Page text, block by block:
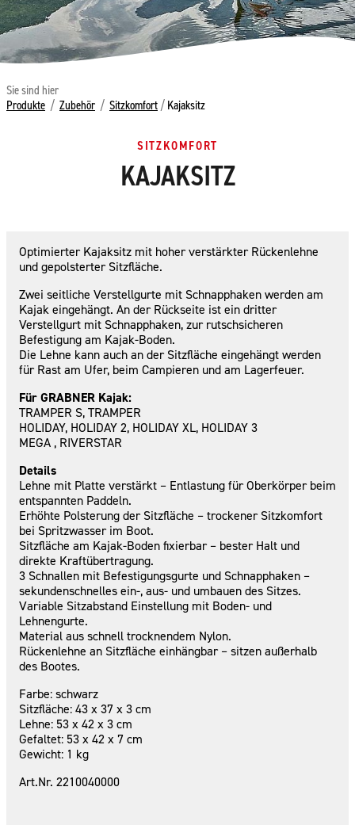
Sie sind hier
Produkte / Zubehör / Sitzkomfort/Kajaksitz
SITZKOMFORT
KAJAKSITZ
Optimierter Kajaksitz mit hoher verstärkter Rückenlehne
und gepolsterter Sitzfläche.
Zwei seitliche Verstellgurte mit Schnapphaken werden am
Kajak eingehängt. An der Rückseite ist ein dritter
Verstellgurt mit Schnapphaken, zur rutschsicheren
Befestigung am Kajak-Boden.
Die Lehne kann auch an der Sitzfläche eingehängt werden
für Rast am Ufer, beim Campieren und am Lagerfeuer.
Für GRABNER Kajak:
TRAMPER S, TRAMPER
HOLIDAY, HOLIDAY 2, HOLIDAY XL, HOLIDAY 3
MEGA , RIVERSTAR
Details
Lehne mit Platte verstärkt – Entlastung für Oberkörper beim
entspannten Paddeln.
Erhöhte Polsterung der Sitzfläche – trockener Sitzkomfort
bei Spritzwasser im Boot.
Sitzfläche am Kajak-Boden fixierbar – bester Halt und
direkte Kraftübertragung.
3 Schnallen mit Befestigungsgurte und Schnapphaken –
sekundenschnelles ein-, aus- und umbauen des Sitzes.
Variable Sitzabstand Einstellung mit Boden- und
Lehnengurte.
Material aus schnell trocknendem Nylon.
Rückenlehne an Sitzfläche einhängbar – sitzen außerhalb
des Bootes.
Farbe: schwarz
Sitzfläche: 43 x 37 x 3 cm
Lehne: 53 x 42 x 3 cm
Gefaltet: 53 x 42 x 7 cm
Gewicht: 1 kg
Art.Nr. 2210040000